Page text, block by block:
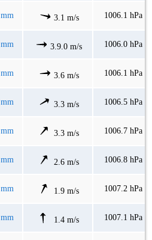
3.1 m/s 1006.1 hPa
3.9.0 m/s 1006.0 hPa
3.6 m/s 1006.1 hPa
3.3 m/s 1006.5 hPa
3.3 m/s 1006.7 hPa
2.6 m/s 1006.8 hPa
1.9 m/s 1007.2 hPa
1.4 m/s 1007.1 hPa